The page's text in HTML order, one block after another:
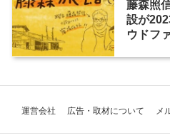
藤森照
設が
ウドフ
運営会社 広告・取材について メ